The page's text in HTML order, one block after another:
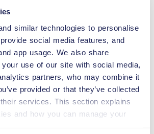
similar technologies to personalise
social media features, and
app usage. We also share
use of our site with social media,
partners, who may combine it
provided or that they’ve collected
services. This section explains
and how you can manage your
AUTO PARA RECÉM-
AUTO PARA CRIANÇAS